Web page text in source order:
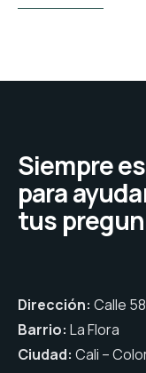
Siempre
para
tus
Dirección: Calle
Barrio: La Flora
Ciudad: Cali –